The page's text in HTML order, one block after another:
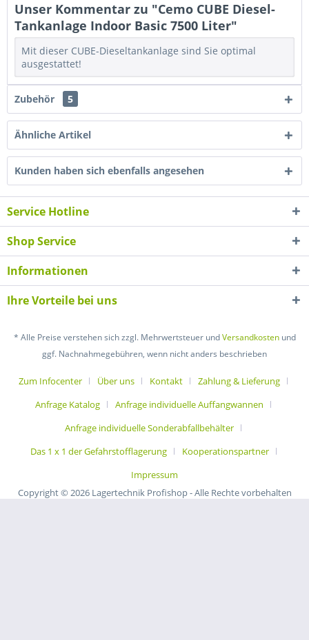
Unser Kommentar zu "Cemo CUBE Diesel-
Tankanlage Indoor Basic 7500 Liter"
Mit dieser CUBE-Dieseltankanlage sind Sie optimal
ausgestattet!
Zubehör 5
Ähnliche Artikel
Kunden haben sich ebenfalls angesehen
Service Hotline
Shop Service
Informationen
Ihre Vorteile bei uns
* Alle Preise verstehen sich zzgl. Mehrwertsteuer undVersandkostenund
ggf. Nachnahmegebühren, wenn nicht anders beschrieben
Zum Infocenter Über uns Kontakt
Zahlung & Lieferung
Anfrage Katalog
Anfrage individuelle Auffangwannen
Anfrage individuelle Sonderabfallbehälter
Das 1 x 1 der Gefahrstofflagerung
Kooperationspartner
Impressum
Copyright © 2026 Lagertechnik Profishop - Alle Rechte vorbehalten